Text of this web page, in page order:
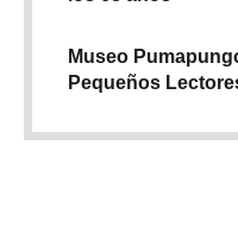
Museo
Pequeños